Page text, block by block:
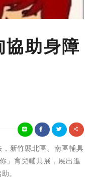
助身障
新竹縣北區、南區輔具
」育兒輔具展，展出進
。